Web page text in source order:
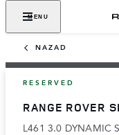
MENU
NAZAD
RESERVED
RANGE ROVER
L461 3.0 DYNAMIC